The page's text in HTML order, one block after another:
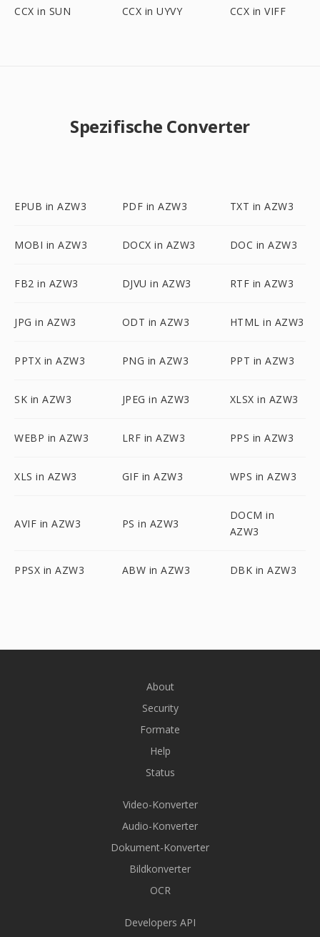
CCX in SUN CCX in UYVY CCX in VIFF
Spezifische Converter
EPUB in AZW3 PDF in AZW3 TXT in AZW3
MOBI in AZW3 DOCX in AZW3 DOC in AZW3
FB2 in AZW3 DJVU in AZW3 RTF in AZW3
JPG in AZW3 ODT in AZW3 HTML in AZW3
PPTX in AZW3 PNG in AZW3 PPT in AZW3
SK in AZW3 JPEG in AZW3 XLSX in AZW3
WEBP in AZW3 LRF in AZW3 PPS in AZW3
XLS in AZW3 GIF in AZW3 WPS in AZW3
AVIF in AZW3 PS in AZW3
DOCM in
AZW3
PPSX in AZW3 ABW in AZW3 DBK in AZW3
About
Security
Formate
Help
Status
Video-Konverter
Audio-Konverter
Dokument-Konverter
Bildkonverter
OCR
Developers API